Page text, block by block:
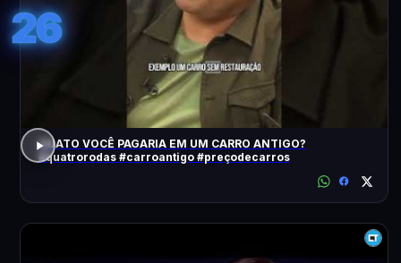
26
QUATO VOCÊ PAGARIA EM UM CARRO ANTIGO?
#quatrorodas #carroantigo #preçodecarros